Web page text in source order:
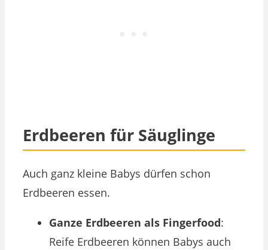
Erdbeeren für Säuglinge
Auch ganz kleine Babys dürfen schon
Erdbeeren essen.
Ganze Erdbeeren als Fingerfood:
Reife Erdbeeren können Babys auch